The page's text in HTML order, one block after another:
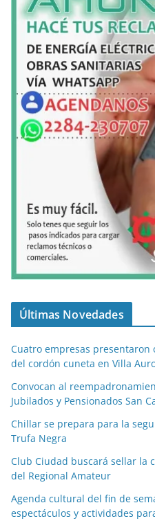
Últimas Novedades
Cuatro empresas
del cordón cuneta en Villa
Convocan al
Jubilados y Pensionados San
Chillar se prepara para la
Trufa Negra
Club Ciudad buscará sellar la
del Regional Amateur
Agenda cultural del fin de
espectáculos y actividades